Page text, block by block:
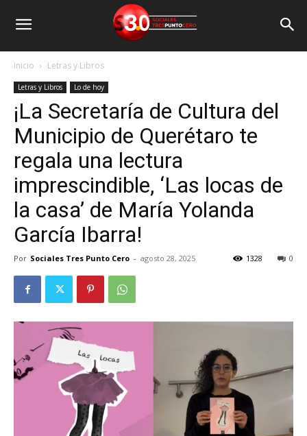
Inicio Letras y Libros
Letras y Libros Lo de hoy
¡La Secretaría de Cultura del
Municipio de Querétaro te
regala una lectura
imprescindible, ‘Las locas de
la casa’ de María Yolanda
García Ibarra!
Por Sociales Tres Punto Cero - agosto 28, 2025 0
1328